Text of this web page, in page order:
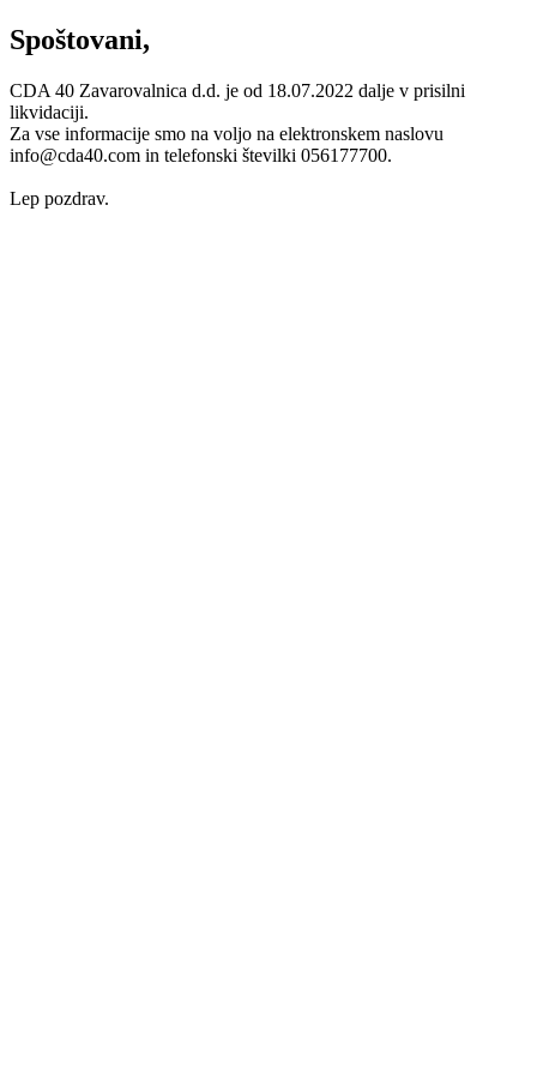
Spoštovani,
CDA 40 Zavarovalnica d.d. je od 18.07.2022 dalje v prisilni
likvidaciji.
Za vse informacije smo na voljo na elektronskem naslovu
info@cda40.com in telefonski številki 056177700.
Lep pozdrav.